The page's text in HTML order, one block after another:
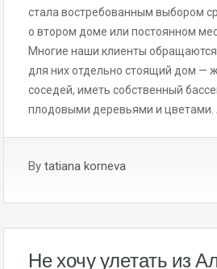
стала востребованным выбором
о втором доме или постоянном
Многие наши клиенты обращаются
для них отдельно стоящий дом —
соседей, иметь собственный
плодовыми деревьями и цветами.
By tatiana korneva
Не хочу улетать из